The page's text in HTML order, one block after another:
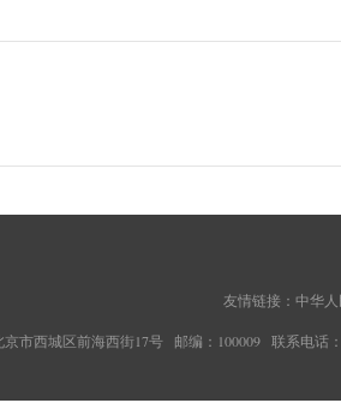
友情链接： 中华
京市西城区前海西街17号 邮编：100009 联系电话